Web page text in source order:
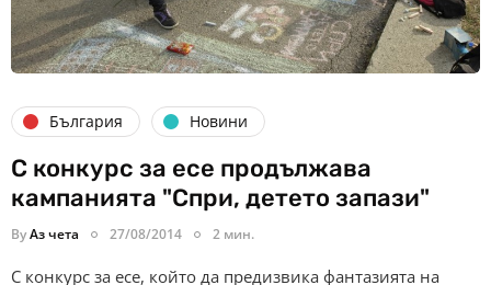
България Новини
С конкурс за есе продължава
кампанията "Спри, детето запази"
ByАз чета 27/08/2014 2 мин.
С конкурс за есе, който да предизвика фантазията на